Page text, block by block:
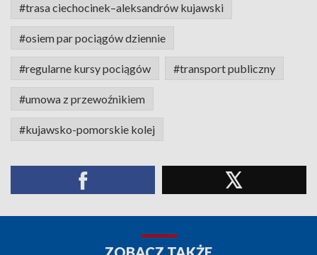
#trasa ciechocinek–aleksandrów kujawski
#osiem par pociągów dziennie
#regularne kursy pociągów #transport publiczny
#umowa z przewoźnikiem
#kujawsko-pomorskie kolej